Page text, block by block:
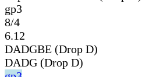
gp3
8/4
6.12
DADGBE (Drop D)
DADG (Drop D)